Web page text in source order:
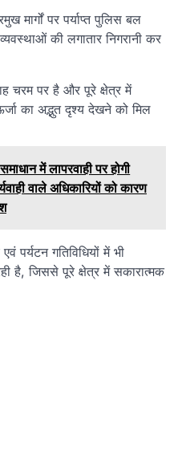
मार्गों पर पर्याप्त पुलिस बल
की लगातार निगरानी कर
चरम पर है और पूरे क्षेत्र में
का अद्भुत दृश्य देखने को मिल
में लापरवाही पर होगी
वाले अधिकारियों को कारण
पर्यटन गतिविधियों में भी
है, जिससे पूरे क्षेत्र में सकारात्मक